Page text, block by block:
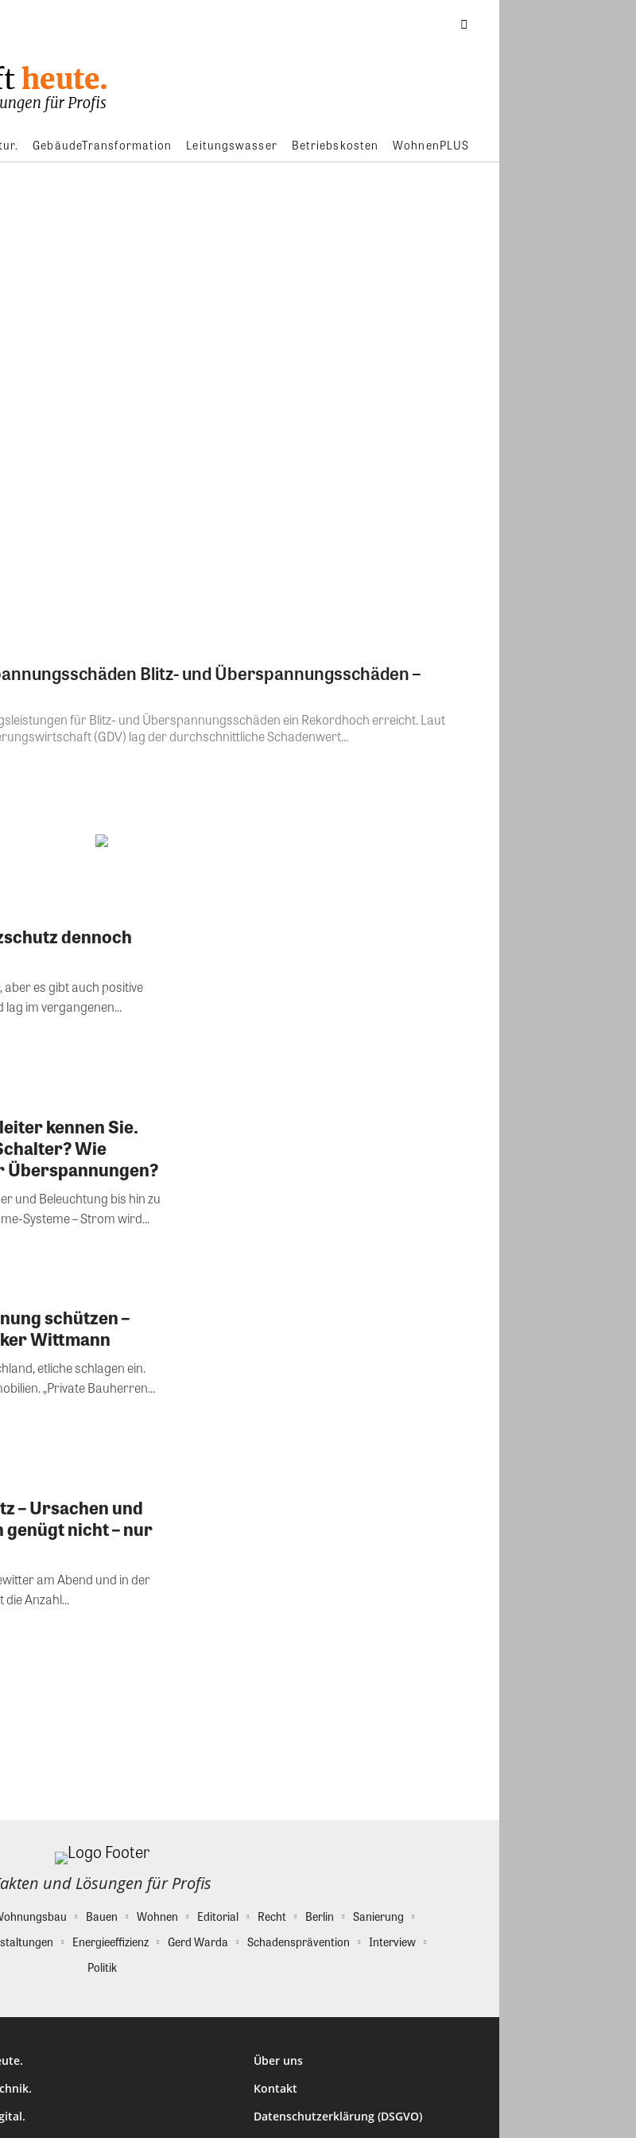
GebäudeTransformation Leitungswasser Betriebskosten WohnenPLUS
Blitz- und Überspannungsschäden –
für Blitz- und Überspannungsschäden ein Rekordhoch erreicht. Laut
(GDV) lag der durchschnittliche Schadenwert...
dennoch
es gibt auch positive
lag im vergangenen...
kennen Sie.
Wie
Überspannungen?
und Beleuchtung bis hin zu
Systeme – Strom wird...
schützen –
Wittmann
etliche schlagen ein.
„Private Bauherren...
– Ursachen und
genügt nicht – nur
am Abend und in der
Anzahl...
und Lösungen für Profis
Bauen Wohnen Editorial Recht Berlin
Sanierung
Energieeffizienz Gerd Warda Schadensprävention
Interview
Politik
Über uns
Kontakt
Datenschutzerklärung (DSGVO)